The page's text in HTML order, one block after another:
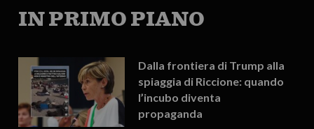
IN PRIMO PIANO
Dalla frontiera di Trump alla
spiaggia di Riccione: quando
l’incubo diventa
propaganda